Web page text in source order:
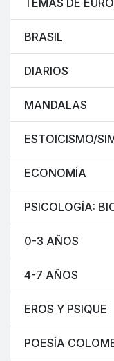
TEMAS DE
BRASIL
DIARIOS
MANDALAS
ESTOICISMO/
ECONOMÍA
PSICOLOGÍA:
0-3 AÑOS
4-7 AÑOS
EROS Y PSIQUE
POESÍA